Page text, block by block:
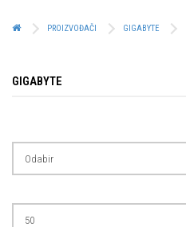
PROIZVOĐAČI GIGABYTE
GIGABYTE